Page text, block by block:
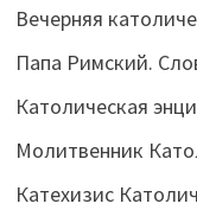
Вечерняя
Папа Римский.
Католическая
Молитвенник
Катехизис